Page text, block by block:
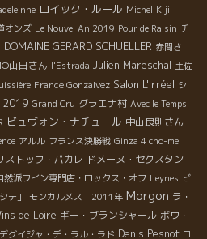
ロイック・ルール Michel Kiji
オンズ Le Nouvel An 2019 Pour de Raisin チ
DOMAINE GERARD SCHUELLER 赤間さ
山田さん l'Estrada Julien Mareschal 土佐
France Gonzalvez Salon L'irréel シ
2019 Grand Cru グラエナ村 Avec le Temps
ビュヴォン・ナチュール 中山良則さん
アルル フランス決勝戦 Ginza 4 cho-me
ストッフ・パカレ ドメーヌ・セクスタン
然派ワイン専門店・ロックス・オフ Leynes ビ
テ」
モンカルメス 2011年 Morgon ラ・
de Loire ギー・ブランシャール ボワ・
グイジャ・デ・ラル・ラド Denis Pesnot ロ